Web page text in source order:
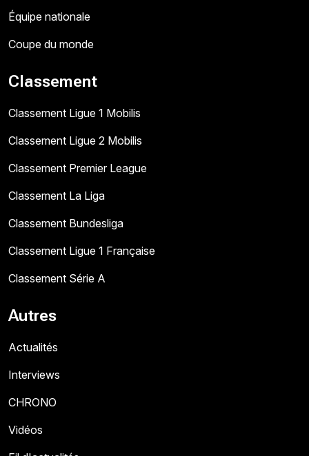
Équipe nationale
Coupe du monde
Classement
Classement Ligue 1 Mobilis
Classement Ligue 2 Mobilis
Classement Premier League
Classement La Liga
Classement Bundesliga
Classement Ligue 1 Française
Classement Série A
Autres
Actualités
Interviews
CHRONO
Vidéos